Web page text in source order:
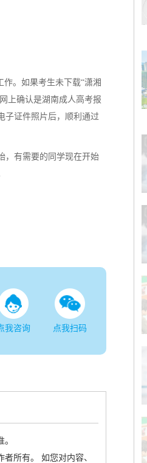
。如果考生未下载“潇湘
上确认是湖南成人高考报
子证件照片后，顺利通过
，有需要的同学现在开始
我咨询 点我扫码
所有。 如您对内容、